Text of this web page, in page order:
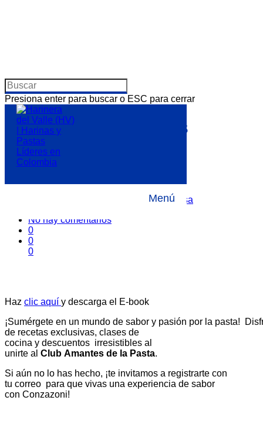
Presiona enter para buscar o ESC para cerrar
Menú
Descubre deliciosas
recetas en nuestro
nuevo E-book
Sala de Prensa
No hay comentarios
0
0
0
Haz clic aquí y descarga el E-book
¡Sumérgete en un mundo de sabor y pasión por la pasta!
de recetas exclusivas, clases de
cocina y descuentos irresistibles al
unirte al Club Amantes de la Pasta.
Si aún no lo has hecho, ¡te invitamos a registrarte con
tu correo para que vivas una experiencia de sabor
con Conzazoni!